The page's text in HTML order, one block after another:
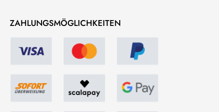
ZAHLUNGSMÖGLICHKEITEN